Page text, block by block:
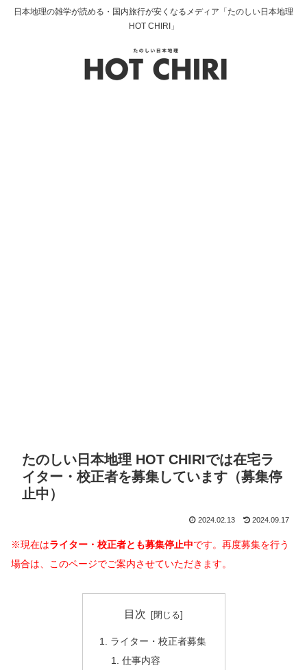
日本地理の雑学が読める・国内旅行が安くなるメディア「たのしい日本地理
HOT CHIRI」
たのしい日本地理 HOT CHIRIでは在宅ラ
イター・校正者を募集しています（募集停
止中）
2024.02.13 2024.09.17
※現在はライター・校正者とも募集停止中です。再度募集を行う
場合は、このページでご案内させていただきます。
目次
ライター・校正者募集
仕事内容